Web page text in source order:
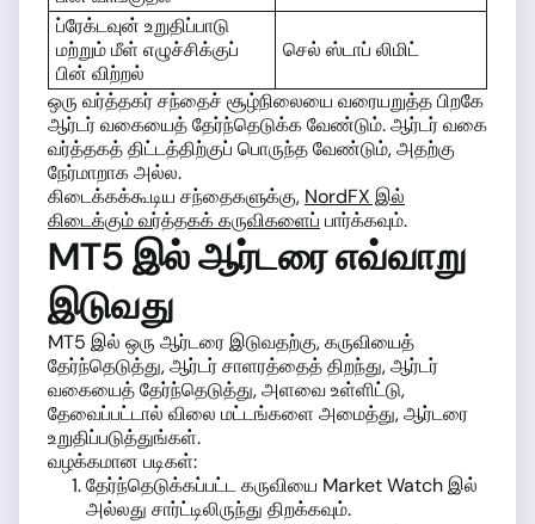
ப்ரேக்டவுன் உறுதிப்பாடு
மற்றும் மீள் எழுச்சிக்குப்
பின் விற்றல்
செல் ஸ்டாப் லிமிட்
ஒரு வர்த்தகர் சந்தைச் சூழ்நிலையை வரையறுத்த பிறகே
ஆர்டர் வகையைத் தேர்ந்தெடுக்க வேண்டும். ஆர்டர் வகை
வர்த்தகத் திட்டத்திற்குப் பொருந்த வேண்டும், அதற்கு
நேர்மாறாக அல்ல.
கிடைக்கக்கூடிய சந்தைகளுக்கு, NordFX இல்
கிடைக்கும் வர்த்தகக் கருவிகளைப் பார்க்கவும்.
MT5 இல் ஆர்டரை எவ்வாறு
இடுவது
MT5 இல் ஒரு ஆர்டரை இடுவதற்கு, கருவியைத்
தேர்ந்தெடுத்து, ஆர்டர் சாளரத்தைத் திறந்து, ஆர்டர்
வகையைத் தேர்ந்தெடுத்து, அளவை உள்ளிட்டு,
தேவைப்பட்டால் விலை மட்டங்களை அமைத்து, ஆர்டரை
உறுதிப்படுத்துங்கள்.
வழக்கமான படிகள்:
தேர்ந்தெடுக்கப்பட்ட கருவியை Market Watch இல்
அல்லது சார்ட்டிலிருந்து திறக்கவும்.